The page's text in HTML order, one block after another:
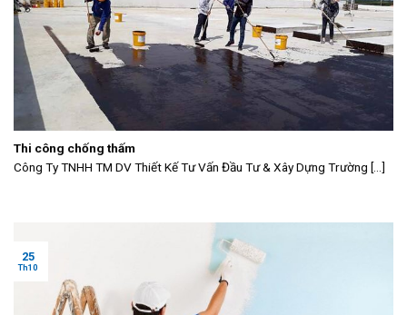
Thi công chống thấm
Công Ty TNHH TM DV Thiết Kế Tư Vấn Đầu Tư & Xây Dựng Trường [...]
25
Th10